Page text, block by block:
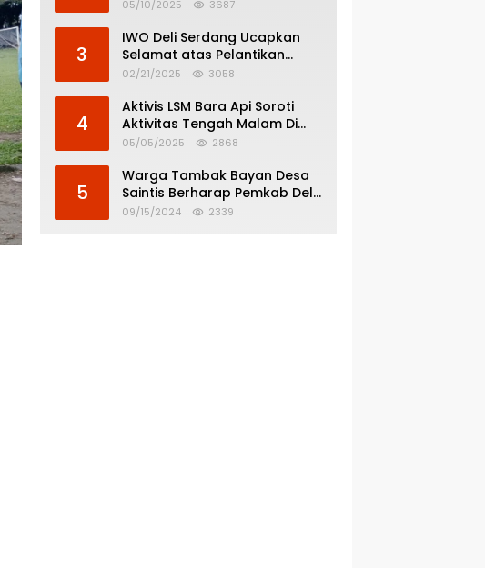
05/10/2025 3687
3
IWO Deli Serdang Ucapkan
Selamat atas Pelantikan
Bupati dan Wakil Bupati Deli
02/21/2025 3058
4
Aktivis LSM Bara Api Soroti
Aktivitas Tengah Malam Di
SPBU 14.213.228 Bandar Tinggi
05/05/2025 2868
5
Warga Tambak Bayan Desa
Saintis Berharap Pemkab Deli
Serdang Atasi Banjir
09/15/2024 2339